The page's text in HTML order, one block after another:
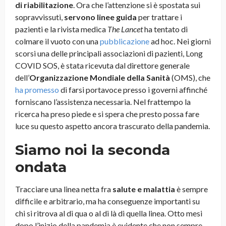
di riabilitazione. Ora che l’attenzione si è spostata sui
sopravvissuti, servono linee guida per trattare i
pazienti e la rivista medica The Lancetha tentato di
colmare il vuoto con unapubblicazionead hoc. Nei giorni
scorsi una delle principali associazioni di pazienti, Long
COVID SOS, è stata ricevuta dal direttore generale
dell’Organizzazione Mondiale della Sanità (OMS), che
ha promesso di farsi portavoce presso i governi affinché
forniscano l’assistenza necessaria. Nel frattempo la
ricerca ha preso piede e si spera che presto possa fare
luce su questo aspetto ancora trascurato della pandemia.
Siamo noi la seconda
ondata
Tracciare una linea netta fra salute e malattia è sempre
difficile e arbitrario, ma ha conseguenze importanti su
chi si ritrova al di qua o al di là di quella linea. Otto mesi